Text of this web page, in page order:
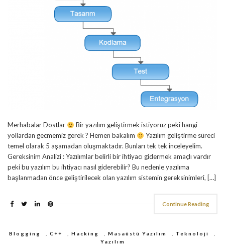
Merhabalar Dostlar
Bir yazılım geliştirmek istiyoruz peki hangi
yollardan gecmemiz gerek ? Hemen bakalım
Yazılım geliştirme süreci
temel olarak 5 aşamadan oluşmaktadır. Bunları tek tek inceleyelim.
Gereksinim Analizi : Yazılımlar belirli bir ihtiyacı gidermek amaçlı vardır
peki bu yazılım bu ihtiyacı nasıl giderebilir? Bu nedenle yazılıma
başlanmadan önce geliştirilecek olan yazılım sistemin gereksinimleri, […]
Continue Reading
Blogging C++ Hacking Masaüstü Yazılım Teknoloji
Yazılım